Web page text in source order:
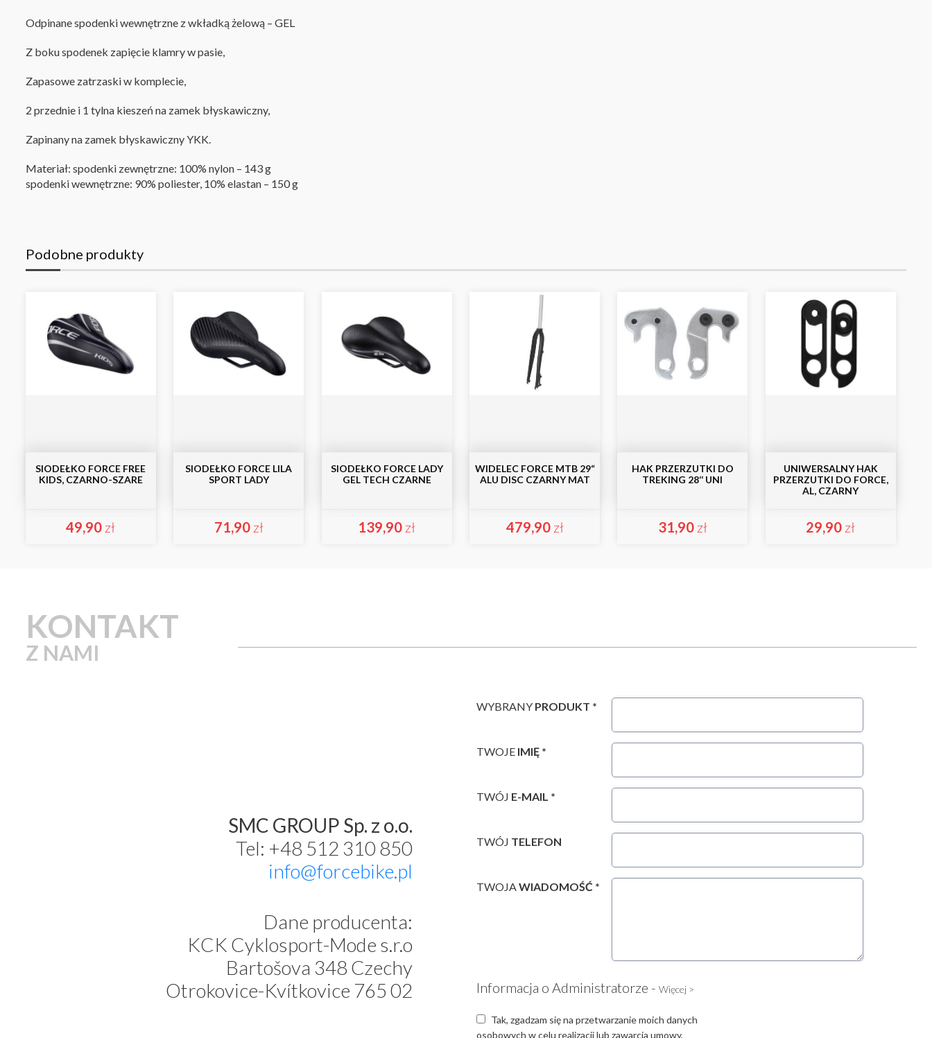
Odpinane spodenki wewnętrzne z wkładką żelową – GEL
Z boku spodenek zapięcie klamry w pasie,
Zapasowe zatrzaski w komplecie,
2 przednie i 1 tylna kieszeń na zamek błyskawiczny,
Zapinany na zamek błyskawiczny YKK.
Materiał: spodenki zewnętrzne: 100% nylon – 143 g
spodenki wewnętrzne: 90% poliester, 10% elastan – 150 g
Podobne produkty
SIODEŁKO FORCE FREE
KIDS, CZARNO-SZARE
49,90 zł
SIODEŁKO FORCE LILA
SPORT LADY
71,90 zł
SIODEŁKO FORCE LADY
GEL TECH CZARNE
139,90 zł
WIDELEC FORCE MTB 29“
ALU DISC CZARNY MAT
479,90 zł
HAK PRZERZUTKI DO
TREKING 28‘‘ UNI
31,90 zł
UNIWERSALNY HAK
PRZERZUTKI DO FORCE,
AL, CZARNY
29,90 zł
KONTAKT
Z NAMI
SMC GROUP Sp. z o.o.
Tel: +48 512 310 850
info@forcebike.pl
Dane producenta:
KCK Cyklosport-Mode s.r.o
Bartošova 348 Czechy
Otrokovice-Kvítkovice 765 02
WYBRANY PRODUKT *
TWOJE IMIĘ *
TWÓJ E-MAIL *
TWÓJ TELEFON
TWOJAWIADOMOŚĆ *
Informacja o Administratorze - Więcej >
Tak, zgadzam się na przetwarzanie moich danych
osobowych w celu realizacji lub zawarcia umowy,